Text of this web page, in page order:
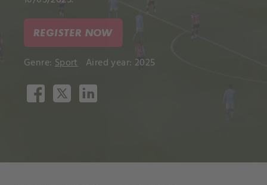
REGISTER NOW
Genre: Sport Aired year: 2025